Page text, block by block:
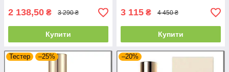
2 138,50 ₴ 3 290 ₴
Купити
3 115 ₴ 4 450 ₴
Купити
Тестер –25% –20%